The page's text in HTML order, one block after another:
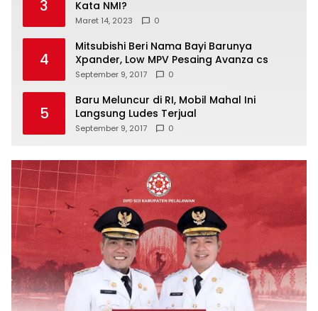
3 Kata NMI?
Maret 14, 2023 0
4
Mitsubishi Beri Nama Bayi Barunya
Xpander, Low MPV Pesaing Avanza cs
September 9, 2017 0
5
Baru Meluncur di RI, Mobil Mahal Ini
Langsung Ludes Terjual
September 9, 2017 0